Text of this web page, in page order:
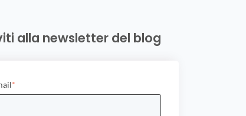
alla newsletter del blog
*